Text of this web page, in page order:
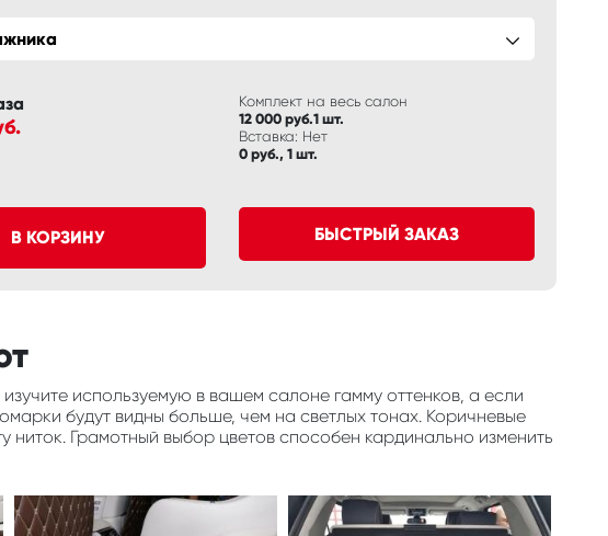
Комплект на весь салон
12 000 руб.1 шт.
Вставка: Нет
0 руб., 1 шт.
В КОРЗИНУ БЫСТРЫЙ ЗАКАЗ
используемую в вашем салоне гамму оттенков, а если
будут видны больше, чем на светлых тонах. Коричневые
Грамотный выбор цветов способен кардинально изменить